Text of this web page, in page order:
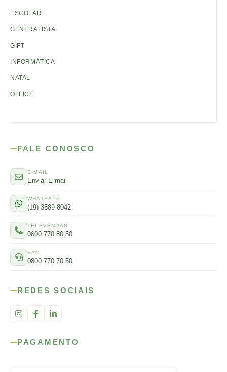
ESCOLAR
GENERALISTA
GIFT
INFORMÁTICA
NATAL
OFFICE
FALE CONOSCO
E-MAIL
Enviar E-mail
WHATSAPP
(19) 3589-8042
TELEVENDAS
0800 770 80 50
SAC
0800 770 70 50
REDES SOCIAIS
PAGAMENTO